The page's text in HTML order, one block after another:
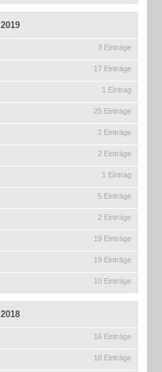
2019
3 Einträge
17 Einträge
1 Eintrag
25 Einträge
2 Einträge
2 Einträge
1 Eintrag
5 Einträge
2 Einträge
19 Einträge
19 Einträge
10 Einträge
2018
16 Einträge
18 Einträge